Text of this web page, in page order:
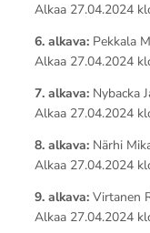
Alkaa 27.04.2024
6. alkava:Pekkala
Alkaa 27.04.2024
7. alkava:Nybacka
Alkaa 27.04.2024
8. alkava:Närhi
Alkaa 27.04.2024
9. alkava:Virtanen
Alkaa 27.04.2024